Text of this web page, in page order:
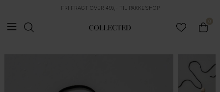
FRI FRAGT OVER 499,- TIL PAKKESHOP